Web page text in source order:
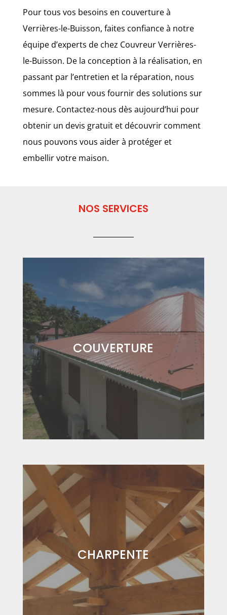
Pour tous vos besoins en couverture à
Verrières-le-Buisson, faites confiance à notre
équipe d’experts de chez Couvreur Verrières-
le-Buisson. De la conception à la réalisation, en
passant par l’entretien et la réparation, nous
sommes là pour vous fournir des solutions sur
mesure. Contactez-nous dès aujourd’hui pour
obtenir un devis gratuit et découvrir comment
nous pouvons vous aider à protéger et
embellir votre maison.
NOS SERVICES
COUVERTURE
CHARPENTE